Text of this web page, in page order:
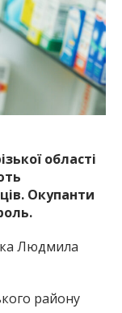
про події
та області.
області
Окупанти
Людмила
району